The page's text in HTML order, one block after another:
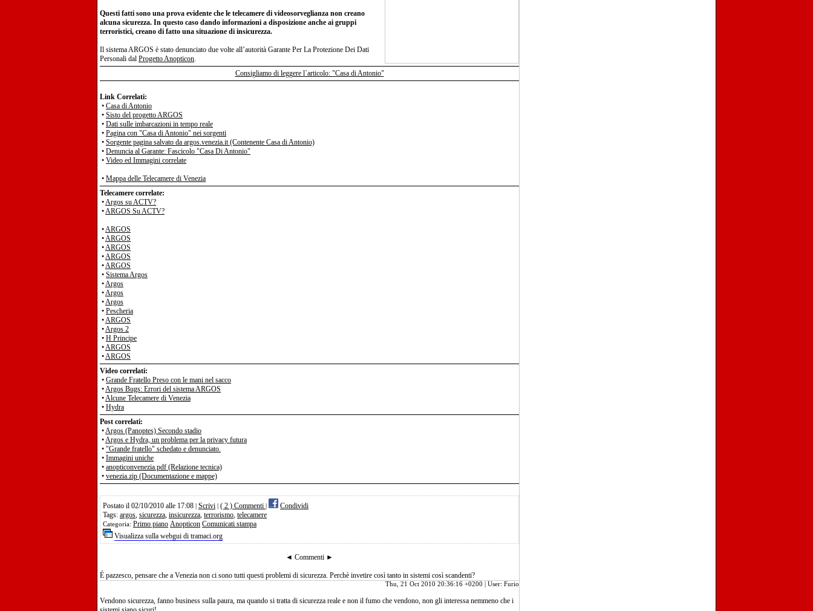
Questi fatti sono una prova evidente che le telecamere di videosorveglianza non creano
alcuna sicurezza. In questo caso dando informazioni a disposizione anche ai gruppi
terroristici, creano di fatto una situazione di insicurezza.
Il sistema ARGOS è stato denunciato due volte all’autorità Garante Per La Protezione Dei Dati
Personali dal Progetto Anopticon.
Consigliamo di leggere l`articolo: "Casa di Antonio"
Link Correlati:
• Casa di Antonio
• Sisto del progetto ARGOS
• Dati sulle imbarcazioni in tempo reale
• Pagina con "Casa di Antonio" nei sorgenti
• Sorgente pagina salvato da argos.venezia.it (Contenente Casa di Antonio)
• Denuncia al Garante: Fascicolo "Casa Di Antonio"
• Video ed Immagini correlate
• Mappa delle Telecamere di Venezia
Telecamere correlate:
•Argos su ACTV?
•ARGOS Su ACTV?
•ARGOS
•ARGOS
•ARGOS
•ARGOS
•ARGOS
• Sistema Argos
•Argos
•Argos
•Argos
• Pescheria
•ARGOS
•Argos 2
• H Principe
•ARGOS
•ARGOS
Video correlati:
• Grande Fratello Preso con le mani nel sacco
•Argos Bugs: Errori del sistema ARGOS
•Alcune Telecamere di Venezia
• Hydra
Post correlati:
•Argos (Panoptes) Secondo stadio
•Argos e Hydra, un problema per la privacy futura
• "Grande fratello" schedato e denunciato.
• Immagini uniche
• anopticonvenezia.pdf (Relazione tecnica)
• venezia.zip (Documentazione e mappe)
Postato il 02/10/2010 alle 17:08 Scrivi ( 2 ) Commenti
Condividi
Tags: argos, sicurezza, insicurezza, terrorismo, telecamere
Categoria: Primo piano Anopticon Comunicati stampa
Visualizza sulla webgui di tramaci.org
◄ Commenti ►
É pazzesco, pensare che a Venezia non ci sono tutti questi problemi di sicurezza. Perchè invetire così tanto in sistemi così scandenti?
Thu, 21 Oct 2010 20:36:16 +0200 | User: Furio
Vendono sicurezza, fanno business sulla paura, ma quando si tratta di sicurezza reale e non il fumo che vendono, non gli interessa nemmeno che i